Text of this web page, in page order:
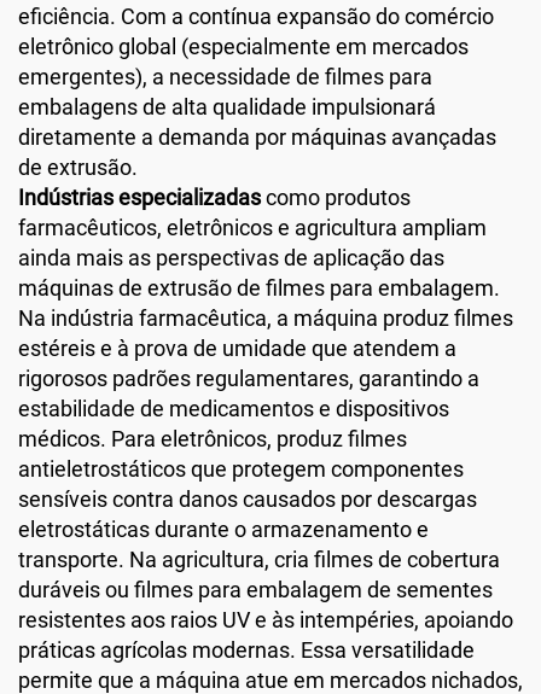
eficiência. Com a contínua expansão do comércio
eletrônico global (especialmente em mercados
emergentes), a necessidade de filmes para
embalagens de alta qualidade impulsionará
diretamente a demanda por máquinas avançadas
de extrusão.
Indústrias especializadascomo produtos
farmacêuticos, eletrônicos e agricultura ampliam
ainda mais as perspectivas de aplicação das
máquinas de extrusão de filmes para embalagem.
Na indústria farmacêutica, a máquina produz filmes
estéreis e à prova de umidade que atendem a
rigorosos padrões regulamentares, garantindo a
estabilidade de medicamentos e dispositivos
médicos. Para eletrônicos, produz filmes
antieletrostáticos que protegem componentes
sensíveis contra danos causados por descargas
eletrostáticas durante o armazenamento e
transporte. Na agricultura, cria filmes de cobertura
duráveis ou filmes para embalagem de sementes
resistentes aos raios UV e às intempéries, apoiando
práticas agrícolas modernas. Essa versatilidade
permite que a máquina atue em mercados nichados,